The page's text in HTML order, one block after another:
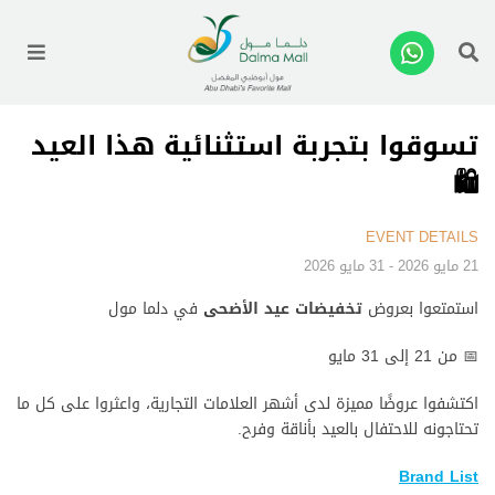
تسوقوا بتجربة استثنائية هذا العيد
🛍️
EVENT DETAILS
21 مايو 2026 - 31 مايو 2026
استمتعوا بعروض تخفيضات عيد الأضحى في دلما مول
📅 من 21 إلى 31 مايو
اكتشفوا عروضًا مميزة لدى أشهر العلامات التجارية، واعثروا على كل ما
تحتاجونه للاحتفال بالعيد بأناقة وفرح.
Brand List